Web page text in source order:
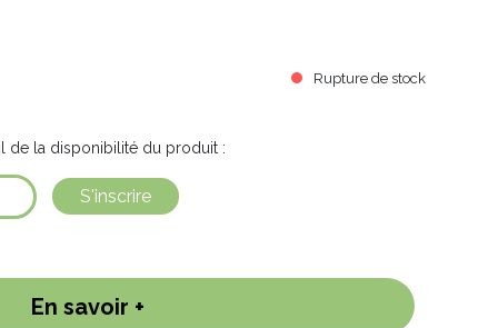
facile en pots ou bien à rentrer l'hiver si on veut
Rupture de stock
de la disponibilité du produit :
S'inscrire
En savoir +